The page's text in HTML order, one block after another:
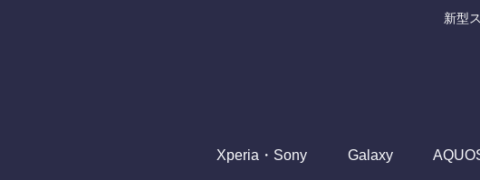
新型
Xperia・Sony Galaxy